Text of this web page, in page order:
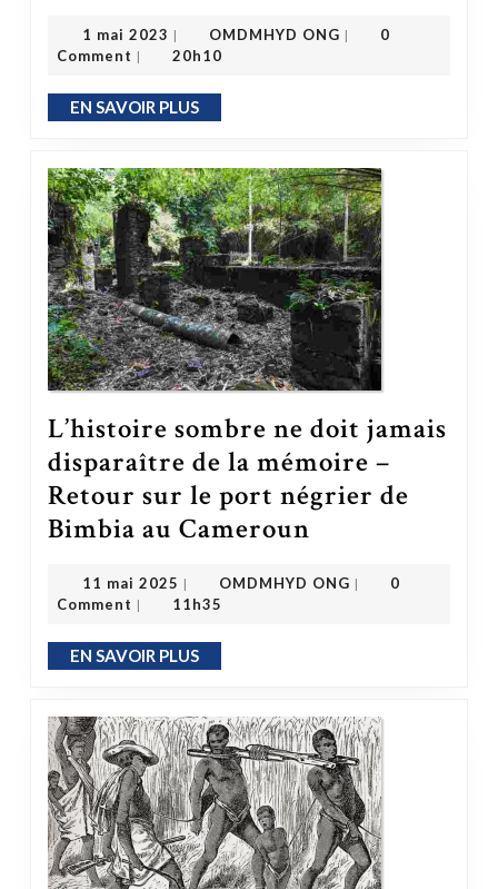
1 mai 2023 | OMDMHYD ONG |
0
Comment | 20h10
EN SAVOIR PLUSEN SAVOIR PLUS
L’histoire sombre ne doit jamais
disparaître de la mémoire –
Retour sur le port négrier de
Bimbia au Cameroun
11 mai 2025 | OMDMHYD ONG |
0
Comment | 11h35
EN SAVOIR PLUSEN SAVOIR PLUS